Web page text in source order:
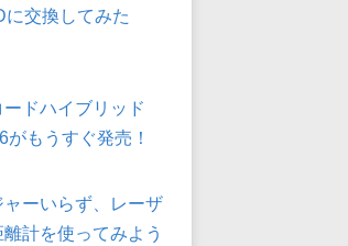
に交換してみた
ードハイブリッド
がもうすぐ発売！
ャーいらず、レーザ
離計を使ってみよう